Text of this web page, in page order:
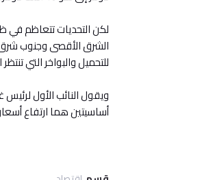
لكن التحديات تتعاظم
الشرق الأقصى وجنوب شرق
للتحميل والبواخر التي
ويقول النائب الأول
أساسيتين هما ارتفاع